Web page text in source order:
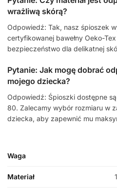
wrażliwą skórą?
Odpowiedź: Tak, nasz śpioszek
certyfikowanej bawełny Oeko-
bezpieczeństwo dla delikatnej
Pytanie: Jak mogę dobrać
mojego dziecka?
Odpowiedź: Śpioszki dostępne
80. Zalecamy wybór rozmiaru w
dziecka, aby zapewnić mu
Waga
Materiał